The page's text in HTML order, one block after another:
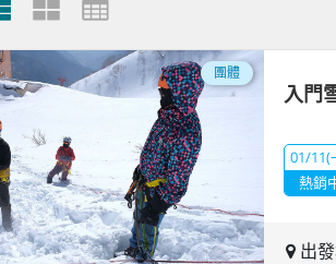
團體
入門
01/11(
熱銷
出